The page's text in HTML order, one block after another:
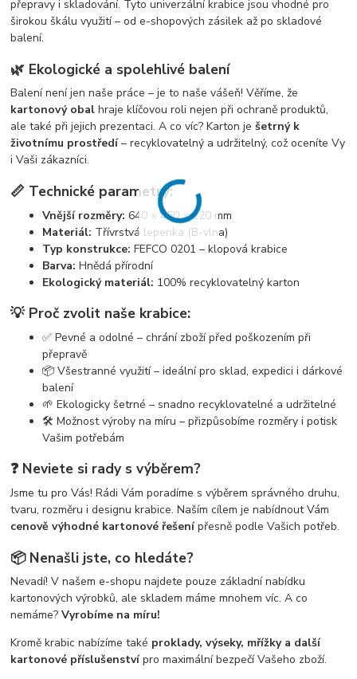
přepravy i skladování. Tyto univerzální krabice jsou vhodné pro
širokou škálu využití – od e-shopových zásilek až po skladové
balení.
🌿 Ekologické a spolehlivé balení
Balení není jen naše práce – je to naše vášeň! Věříme, že
kartonový obal hraje klíčovou roli nejen při ochraně produktů,
ale také při jejich prezentaci. A co víc? Karton ješetrný k
životnímu prostředí– recyklovatelný a udržitelný, což oceníte Vy
i Vaši zákazníci.
📏 Technické parametry:
Vnější rozměry: 640 × 450 × 220 mm
Materiál: Třívrstvá lepenka (B-vlna)
Typ konstrukce: FEFCO 0201 – klopová krabice
Barva: Hnědá přírodní
Ekologický materiál: 100% recyklovatelný karton
💡 Proč zvolit naše krabice:
✅ Pevné a odolné – chrání zboží před poškozením při
přepravě
📦 Všestranné využití – ideální pro sklad, expedici i dárkové
balení
🌱 Ekologicky šetrné – snadno recyklovatelné a udržitelné
🛠️ Možnost výroby na míru – přizpůsobíme rozměry i potisk
Vašim potřebám
❓ Neviete si rady s výběrem?
Jsme tu pro Vás! Rádi Vám poradíme s výběrem správného druhu,
tvaru, rozměru i designu krabice. Naším cílem je nabídnout Vám
cenově výhodné kartonové řešenípřesně podle Vašich potřeb.
📦 Nenašli jste, co hledáte?
Nevadí! V našem e-shopu najdete pouze základní nabídku
kartonových výrobků, ale skladem máme mnohem víc. A co
nemáme?Vyrobíme na míru!
Kromě krabic nabízíme také proklady, výseky, mřížky a další
kartonové příslušenstvípro maximální bezpečí Vašeho zboží.